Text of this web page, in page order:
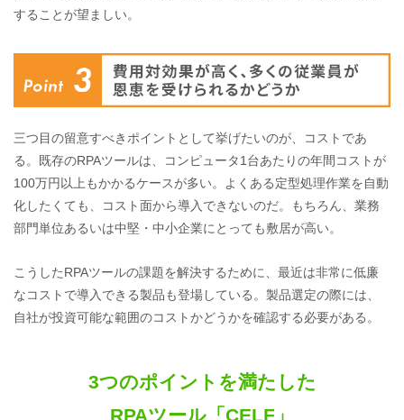
することが望ましい。
三つ目の留意すべきポイントとして挙げたいのが、コストであ
る。既存のRPAツールは、コンピュータ1台あたりの年間コストが
100万円以上もかかるケースが多い。よくある定型処理作業を自動
化したくても、コスト面から導入できないのだ。もちろん、業務
部門単位あるいは中堅・中小企業にとっても敷居が高い。
こうしたRPAツールの課題を解決するために、最近は非常に低廉
なコストで導入できる製品も登場している。製品選定の際には、
自社が投資可能な範囲のコストかどうかを確認する必要がある。
3つのポイントを満たした
RPAツール「CELF」